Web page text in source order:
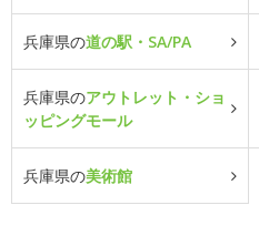
兵庫県の道の駅・SA/PA
兵庫県のアウトレット・ショ
ッピングモール
兵庫県の美術館